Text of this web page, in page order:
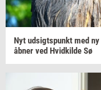
Nyt ud­sigts­punkt med ny
åbner ved Hvid­kil­de Sø